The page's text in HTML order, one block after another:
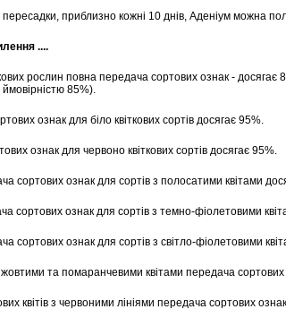
пересадки, приблизно кожні 10 днів, Аденіум можна
....
рослин повна передача сортових ознак -
ймовірністю 85%).
ознак для біло квіткових сортів досягає 95%.
ознак для червоно квіткових сортів досягає 95%.
сортових ознак для сортів з полосатими квітами
сортових ознак для сортів з темно-фіолетовими
сортових ознак для сортів з світло-фіолетовими
та помаранчевими квітами передача
квітів з червоними лініями передача сортових